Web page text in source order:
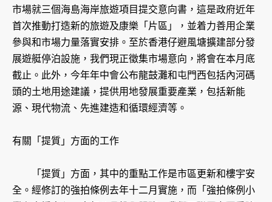
市場就三個海島海岸旅遊項目提交意向書，這是政府近年
首次推動打造新的旅遊及康樂「片區」，並着力善用企業
參與和市場力量落實安排。至於香港仔避風塘擴建部分發
展遊艇停泊設施，我們現正徵集市場意向，將會在本月底
截止。此外，今年年中會公布龍鼓灘和屯門西包括內河碼
頭的土地用途建議，提供用地發展重要產業，包括新能
源、現代物流、先進建造和循環經濟等。
有關「提質」方面的工作
「提質」方面，其中的重點工作是市區更新和樓宇安
全。經修訂的強拍條例去年十二月實施，而「強拍條例小